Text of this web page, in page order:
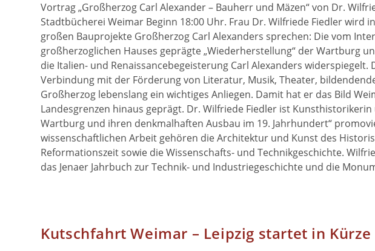
Vortrag „Großherzog Carl Alexander – Bauherr und Mäzen“ von Dr.
Stadtbücherei Weimar Beginn 18:00 Uhr. Frau Dr. Wilfriede Fiedler
großen Bauprojekte Großherzog Carl Alexanders sprechen: Die vom
großherzoglichen Hauses geprägte „Wiederherstellung“ der Wartburg
die Italien- und Renaissancebegeisterung Carl Alexanders
Verbindung mit der Förderung von Literatur, Musik, Theater,
Großherzog lebenslang ein wichtiges Anliegen. Damit hat er das Bild
Landesgrenzen hinaus geprägt. Dr. Wilfriede Fiedler ist
Wartburg und ihren denkmalhaften Ausbau im 19. Jahrhundert“
wissenschaftlichen Arbeit gehören die Architektur und Kunst des
Reformationszeit sowie die Wissenschafts- und Technikgeschichte.
das Jenaer Jahrbuch zur Technik- und Industriegeschichte und die
Kutschfahrt Weimar – Leipzig startet in Kürze